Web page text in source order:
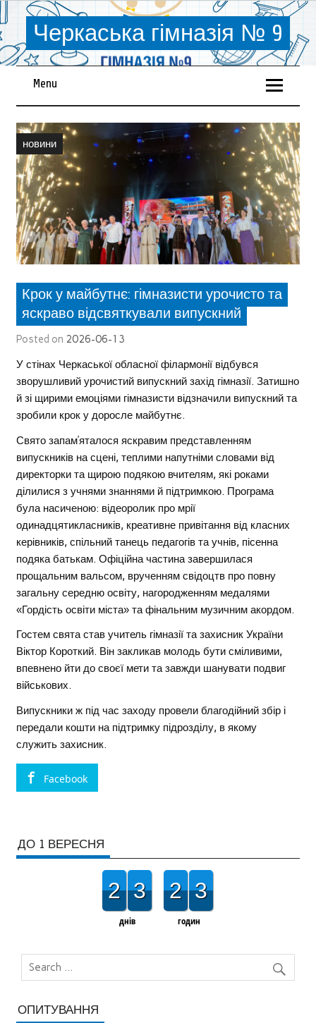
Черкаська гімназія № 9
Menu
новини
Крок у майбутнє: гімназисти урочисто та
яскраво відсвяткували випускний
Posted on 2026-06-13
У стінах Черкаської обласної філармонії відбувся
зворушливий урочистий випускний захід гімназії. Затишно
й зі щирими емоціями гімназисти відзначили випускний та
зробили крок у доросле майбутнє.
Свято запам’яталося яскравим представленням
випускників на сцені, теплими напутніми словами від
директорки та щирою подякою вчителям, які роками
ділилися з учнями знаннями й підтримкою. Програма
була насиченою: відеоролик про мрії
одинадцятикласників, креативне привітання від класних
керівників, спільний танець педагогів та учнів, пісенна
подяка батькам. Офіційна частина завершилася
прощальним вальсом, врученням свідоцтв про повну
загальну середню освіту, нагородженням медалями
«Гордість освіти міста» та фінальним музичним акордом.
Гостем свята став учитель гімназії та захисник України
Віктор Короткий. Він закликав молодь бути сміливими,
впевнено йти до своєї мети та завжди шанувати подвиг
військових.
Випускники ж під час заходу провели благодійний збір і
передали кошти на підтримку підрозділу, в якому
служить захисник.
Facebook
ДО 1 ВЕРЕСНЯ
2 3
днів
2 3
годин
ОПИТУВАННЯ